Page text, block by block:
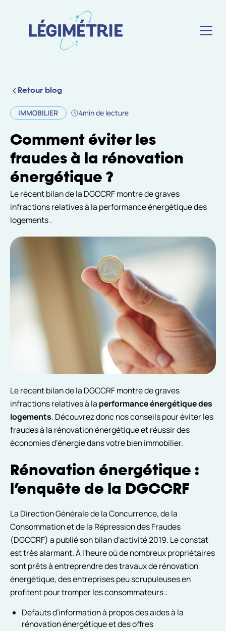
Retour blog
IMMOBILIER 4min de lecture
Comment éviter les
fraudes à la rénovation
énergétique ?
Le récent bilan de la DGCCRF montre de graves
infractions relatives à la performance énergétique des
logements .
Le récent bilan de la DGCCRF montre de graves
infractions relatives à la performance énergétique des
logements. Découvrez donc nos conseils pour éviter les
fraudes à la rénovation énergétique et réussir des
économies d’énergie dans votre bien immobilier.
Rénovation énergétique :
l’enquête de la DGCCRF
La Direction Générale de la Concurrence, de la
Consommation et de la Répression des Fraudes
(DGCCRF) a publié son bilan d’activité 2019. Le constat
est très alarmant. À l’heure où de nombreux propriétaires
sont prêts à entreprendre des travaux de rénovation
énergétique, des entreprises peu scrupuleuses en
profitent pour tromper les consommateurs :
Défauts d’information à propos des aides à la
rénovation énergétique et des offres